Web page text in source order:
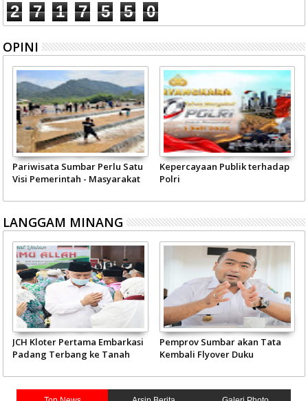
2 7 1 7 5 5 0
OPINI
Pariwisata Sumbar Perlu Satu
Visi Pemerintah - Masyarakat
Kepercayaan Publik terhadap
Polri
LANGGAM MINANG
JCH Kloter Pertama Embarkasi
Padang Terbang ke Tanah
Pemprov Sumbar akan Tata
Kembali Flyover Duku